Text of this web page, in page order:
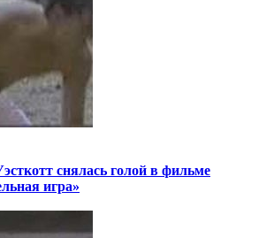
снялась голой в фильме
игра»